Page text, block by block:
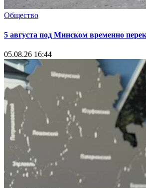
Общество
5 августа под Минском временно
05.08.26 16:44